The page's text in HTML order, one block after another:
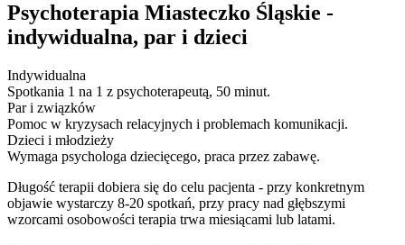
Psychoterapia Miasteczko Śląskie -
indywidualna, par i dzieci
Indywidualna
Spotkania 1 na 1 z psychoterapeutą, 50 minut.
Par i związków
Pomoc w kryzysach relacyjnych i problemach komunikacji.
Dzieci i młodzieży
Wymaga psychologa dziecięcego, praca przez zabawę.
Długość terapii dobiera się do celu pacjenta - przy konkretnym
objawie wystarczy 8-20 spotkań, przy pracy nad głębszymi
wzorcami osobowości terapia trwa miesiącami lub latami.